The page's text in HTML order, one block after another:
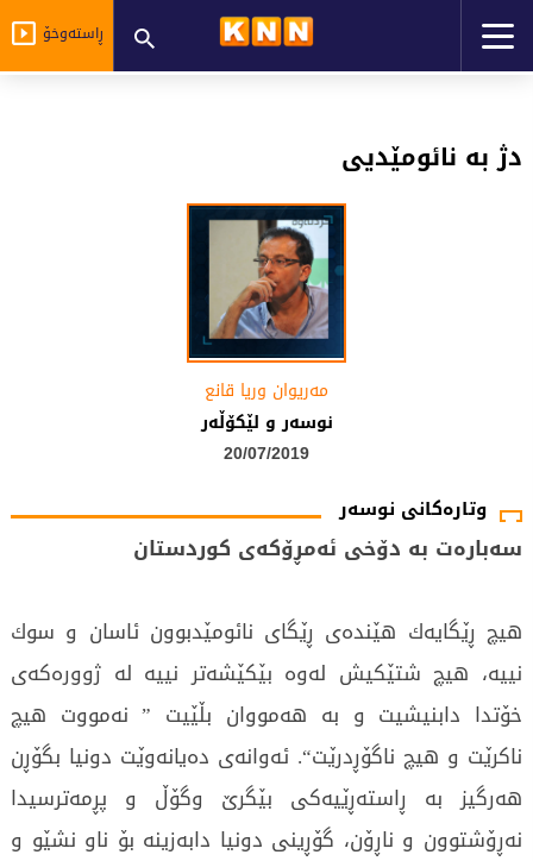
ڕاستەوخۆ
دژ بە نائومێدیی
مه‌ریوان وریا قانع
نوسه‌ر و لێكۆڵه‌ر
20/07/2019
وتارەکانی نوسەر
سەبارەت بە دۆخی ئەمڕۆكەی كوردستان
ھیچ ڕێگایەك ھێندەی ڕێگای نائومێدبوون ئاسان و سوك
نییە، ھیچ شتێكیش لەوە بێكێشەتر نییە لە ژوورەكەی
خۆتدا دابنیشیت و بە ھەمووان بڵێیت ” نەمووت ھیچ
ناكرێت و ھیچ ناگۆڕدرێت“. ئەوانەی دەیانەوێت دونیا بگۆڕن
ھەرگیز بە ڕاستەڕێیەكی بێگرێ وگۆڵ و پڕمەترسیدا
نەڕۆشتوون و ناڕۆن، گۆڕینی دونیا دابەزینە بۆ ناو نشێو و